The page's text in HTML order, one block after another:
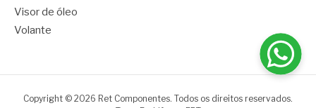
Visor de óleo
Volante
Copyright © 2026 Ret Componentes. Todos os direitos reservados.